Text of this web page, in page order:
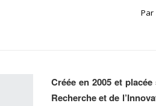
Par
Créée en 2005 et
Recherche et de